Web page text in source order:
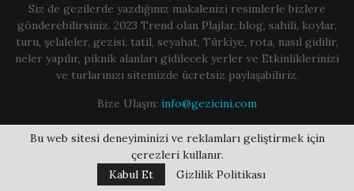
Siz de gezilerde yazdığınız makalenizi resimlerle bizlere
gönderebilirsiniz. 2023 Trend olan Plajlar, blog, sahili, koylar,
turu, şelaleler, gezisi, tatil, seyahat, Türkiye, rota, nasıl gidilir,
neler yapılır, piknik alanları gidilecek yerler ve Etkinliklerinizi
ve turlarınızı sitemizde ücretsiz paylaşabiliriz.
Bize Ulaşın: info@gezicini.com
Bu web sitesi deneyiminizi ve reklamları geliştirmek için
çerezleri kullanır.
Kabul Et
Gizlilik Politikası